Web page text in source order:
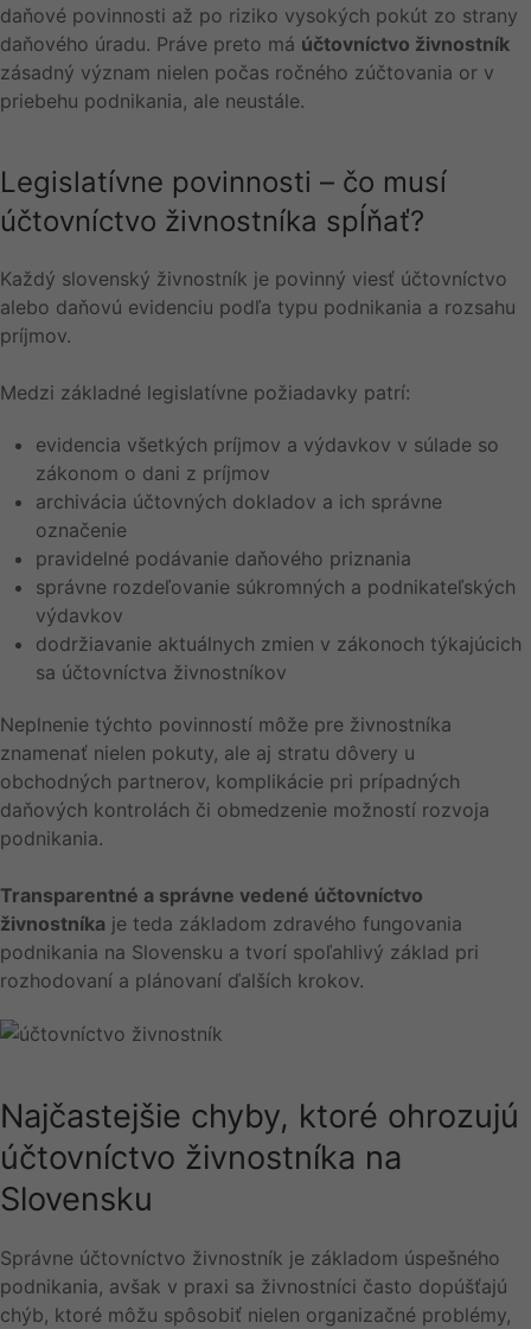
daňové povinnosti až po riziko vysokých pokút zo strany
daňového úradu. Práve preto má účtovníctvo živnostník
zásadný význam nielen počas ročného zúčtovania or v
priebehu podnikania, ale neustále.
Legislatívne povinnosti – čo musí
účtovníctvo živnostníka spĺňať?
Každý slovenský živnostník je povinný viesť účtovníctvo
alebo daňovú evidenciu podľa typu podnikania a rozsahu
príjmov.
Medzi základné legislatívne požiadavky patrí:
evidencia všetkých príjmov a výdavkov v súlade so
zákonom o dani z príjmov
archivácia účtovných dokladov a ich správne
označenie
pravidelné podávanie daňového priznania
správne rozdeľovanie súkromných a podnikateľských
výdavkov
dodržiavanie aktuálnych zmien v zákonoch týkajúcich
sa účtovníctva živnostníkov
Neplnenie týchto povinností môže pre živnostníka
znamenať nielen pokuty, ale aj stratu dôvery u
obchodných partnerov, komplikácie pri prípadných
daňových kontrolách či obmedzenie možností rozvoja
podnikania.
Transparentné a správne vedené účtovníctvo
živnostníka je teda základom zdravého fungovania
podnikania na Slovensku a tvorí spoľahlivý základ pri
rozhodovaní a plánovaní ďalších krokov.
Najčastejšie chyby, ktoré ohrozujú
účtovníctvo živnostníka na
Slovensku
Správne účtovníctvo živnostník je základom úspešného
podnikania, avšak v praxi sa živnostníci často dopúšťajú
chýb, ktoré môžu spôsobiť nielen organizačné problémy,